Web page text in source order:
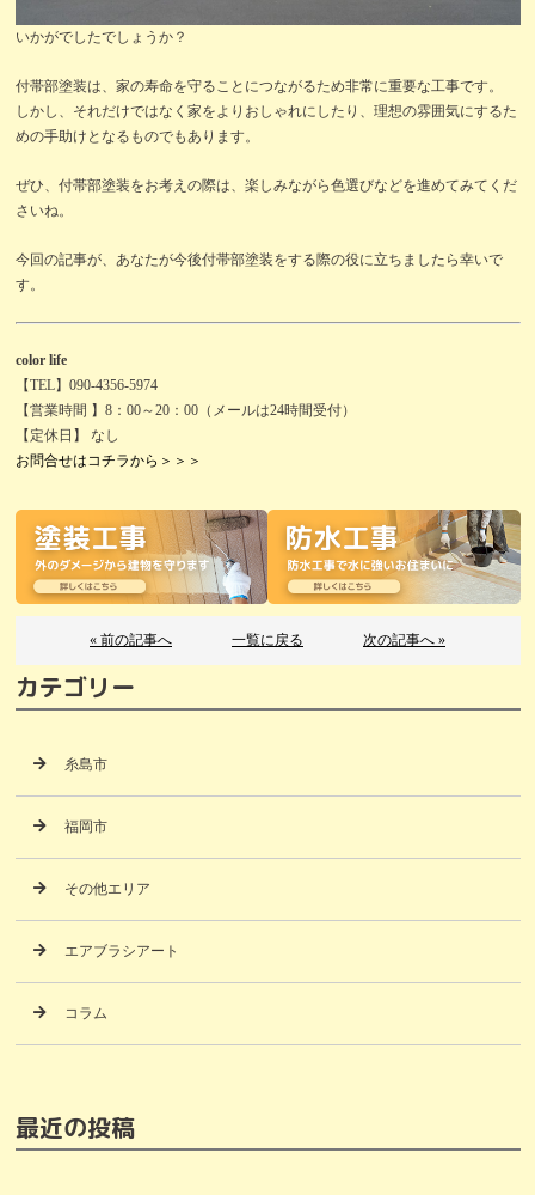
いかがでしたでしょうか？
付帯部塗装は、家の寿命を守ることにつながるため非常に重要な工事です。
しかし、それだけではなく家をよりおしゃれにしたり、理想の雰囲気にするた
めの手助けとなるものでもあります。
ぜひ、付帯部塗装をお考えの際は、楽しみながら色選びなどを進めてみてくだ
さいね。
今回の記事が、あなたが今後付帯部塗装をする際の役に立ちましたら幸いで
す。
color life
【TEL】090-4356-5974
【営業時間 】8：00～20：00（メールは24時間受付）
【定休日】 なし
お問合せはコチラから＞＞＞
« 前の記事へ 一覧に戻る 次の記事へ »
カテゴリー
糸島市
福岡市
その他エリア
エアブラシアート
コラム
最近の投稿